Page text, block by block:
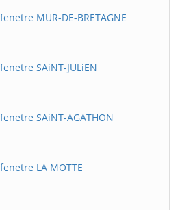
MUR-DE-BRETAGNE
SAiNT-JULiEN
SAiNT-AGATHON
LA MOTTE